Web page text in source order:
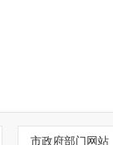
市政府部门网站